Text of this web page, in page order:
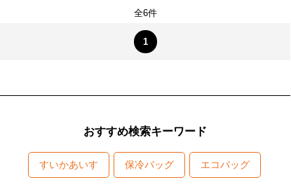
全6件
1
おすすめ検索キーワード
すいかあいす 保冷バッグ エコバッグ